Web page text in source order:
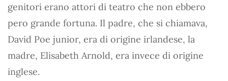
genitori erano attori di teatro che non ebbero
pero grande fortuna. Il padre, che si chiamava,
David Poe junior, era di origine irlandese, la
madre, Elisabeth Arnold, era invece di origine
inglese.